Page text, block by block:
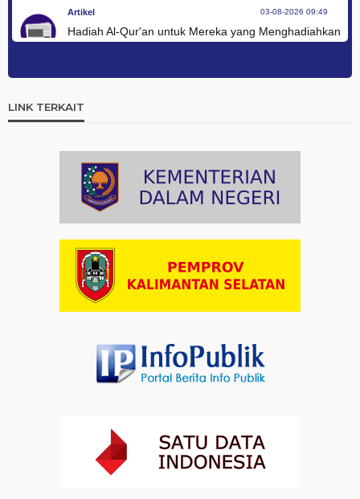
Artikel 03-08-2026 09:49
Hadiah Al-Qur'an untuk Mereka yang Menghadiahkan
Ini Teks Lengkap Doa Kebangsaan Umat Kristen
Protestan di Monas
Artikel
Paduan Suara yang Menyatukan Harapan untuk
Indonesia
Dalam Zikir dan Doa Kebangsaan, Tio Menemukan
Makna Keberagaman
Artikel 01-08-2026 18:00
Kebangsaan di Monas
Pandang terhadap Penyandang Disabilitas
LINK TERKAIT